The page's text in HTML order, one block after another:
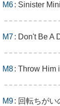
M6: Sinister
M7: Don't Be A
M8: Throw Him
M9: 回転ちがい